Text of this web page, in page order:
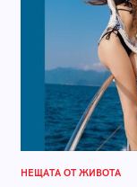
НЕЩАТА ОТ ЖИВОТА